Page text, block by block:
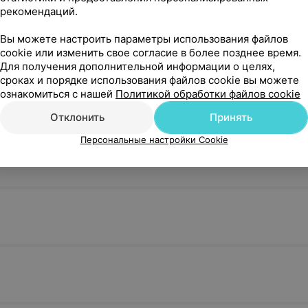
Показать ещё
рекомендаций.
Вы можете настроить параметры использования файлов
cookie или изменить свое согласие в более позднее время.
Для получения дополнительной информации о целях,
сроках и порядке использования файлов cookie вы можете
ознакомиться с нашей Политикой обработки файлов cookie
Отклонить
Принять
Персональные настройки Cookie